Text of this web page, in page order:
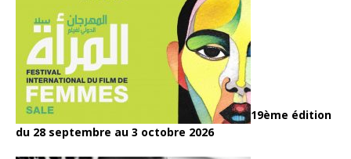
19ème édition
du 28 septembre au 3 octobre 2026